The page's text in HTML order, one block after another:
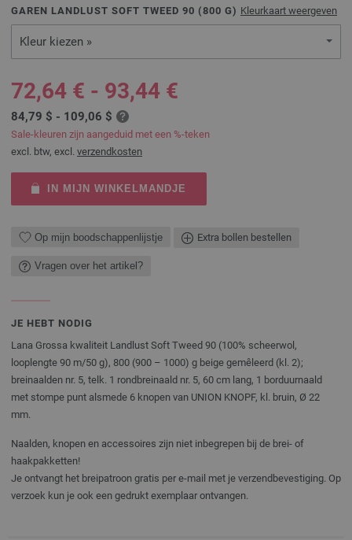
GAREN LANDLUST SOFT TWEED 90 (800 G) Kleurkaart weergeven
Kleur kiezen »
72,64 € - 93,44 €
84,79 $ - 109,06 $
Sale-kleuren zijn aangeduid met een %-teken
excl. btw, excl. verzendkosten
IN MIJN WINKELMANDJE
Op mijn boodschappenlijstje Extra bollen bestellen
Vragen over het artikel?
JE HEBT NODIG
Lana Grossa kwaliteit Landlust Soft Tweed 90 (100% scheerwol,
looplengte 90 m/50 g), 800 (900 – 1000) g beige gemêleerd (kl. 2);
breinaalden nr. 5, telk. 1 rondbreinaald nr. 5, 60 cm lang, 1 borduurnaald
met stompe punt alsmede 6 knopen van UNION KNOPF, kl. bruin, Ø 22
mm.
Naalden, knopen en accessoires zijn niet inbegrepen bij de brei- of
haakpakketten!
Je ontvangt het breipatroon gratis per e-mail met je verzendbevestiging. Op
verzoek kun je ook een gedrukt exemplaar ontvangen.